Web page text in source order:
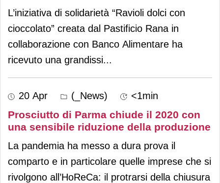
L’iniziativa di solidarietà “Ravioli dolci con
cioccolato” creata dal Pastificio Rana in
collaborazione con Banco Alimentare ha
ricevuto una grandissi...
20 Apr (_News) <1min
Prosciutto di Parma chiude il 2020 con
una sensibile riduzione della produzione
La pandemia ha messo a dura prova il
comparto e in particolare quelle imprese che si
rivolgono all’HoReCa: il protrarsi della chiusura